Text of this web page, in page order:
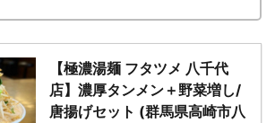
【極濃湯麺 フタツメ 八千代
店】濃厚タンメン＋野菜増し/
唐揚げセット (群馬県高崎市八